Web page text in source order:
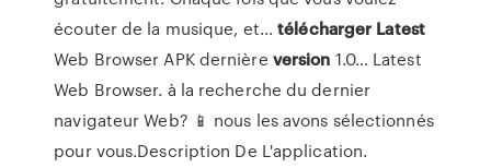
écouter de la musique, et...télécharger Latest
Web Browser APK dernière version 1.0… Latest
Web Browser. à la recherche du dernier
navigateur Web? 📱 nous les avons sélectionnés
pour vous.Description De L'application.